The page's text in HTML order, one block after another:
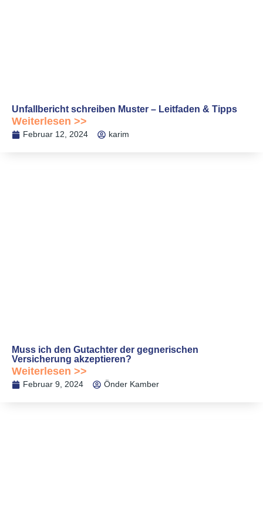
Unfallbericht schreiben Muster – Leitfaden & Tipps
Weiterlesen >>
Februar 12, 2024 karim
Muss ich den Gutachter der gegnerischen
Versicherung akzeptieren?
Weiterlesen >>
Februar 9, 2024 Önder Kamber